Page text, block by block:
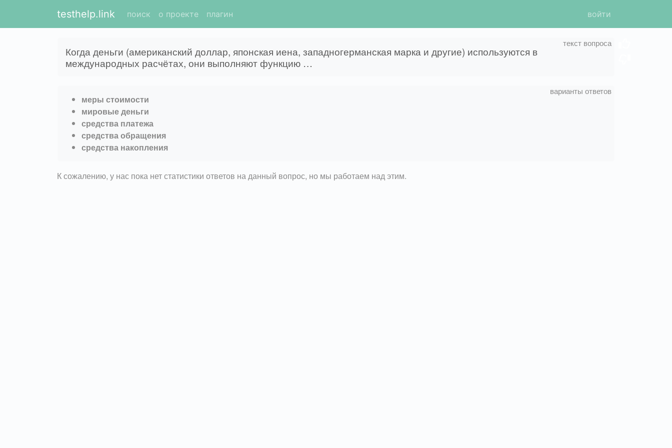
testhelp.link поиск о проекте плагин войти
Когда деньги (американский доллар, японская иена, западногерманская марка и другие) используются в
международных расчётах, они выполняют функцию …
меры стоимости
мировые деньги
средства платежа
средства обращения
средства накопления
К сожалению, у нас пока нет статистики ответов на данный вопрос, но мы работаем над этим.